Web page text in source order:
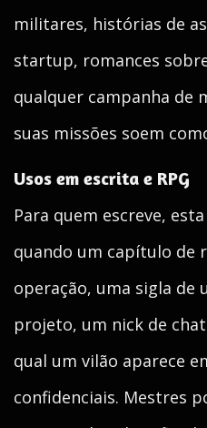
militares, histórias de
startup, romances
qualquer campanha de
suas missões soem
Usos em escrita e RPG
Para quem escreve,
quando um capítulo de
operação, uma sigla de
projeto, um nick de
qual um vilão aparece
confidenciais. Mestres